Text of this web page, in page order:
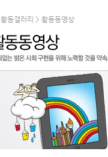
활동갤러리 > 활동동영상